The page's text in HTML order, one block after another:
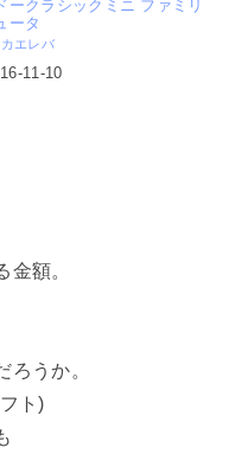
ークラシックミニ ファミリ
ータ
カエレバ
11-10
金額。
ろうか。
ト)